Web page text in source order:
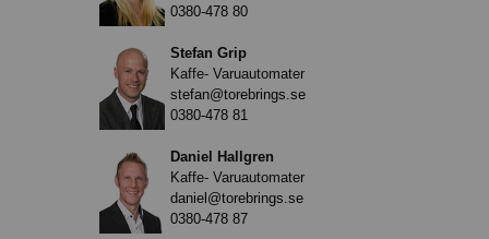
0380-478 80
Stefan Grip
Kaffe- Varuautomater
stefan@torebrings.se
0380-478 81
Daniel Hallgren
Kaffe- Varuautomater
daniel@torebrings.se
0380-478 87